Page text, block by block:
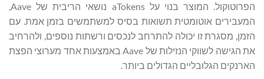
המעבירים אוטומטית תשואות בסיס למשתמשים בזמן אמת. עם
הזמן, מסגרת זו יכולה להתרחב לנכסים ורשתות נוספים, ולהרחיב
את הגישה לשווקי הנזילות של Aave באמצעות אחד מערוצי הפצת
הארנקים הגלובליים הגדולים ביותר.